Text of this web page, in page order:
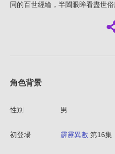
同的百世經綸，半闔眼眸看盡世
角色背景
性別 男
初登場 霹靂異數 第16集